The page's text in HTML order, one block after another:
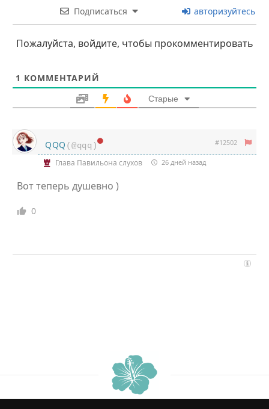
Подписаться авторизуйтесь
Пожалуйста, войдите, чтобы прокомментировать
1 КОММЕНТАРИЙ
Старые
QQQ (@qqq) #12502
Глава Павильона слухов 26 дней назад
Вот теперь душевно )
0